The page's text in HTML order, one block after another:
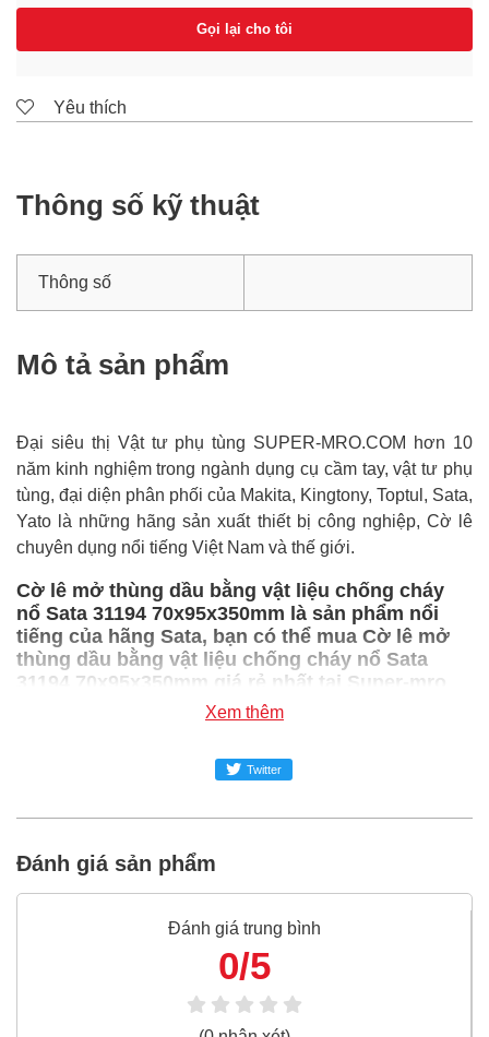
Gọi lại cho tôi
Yêu thích
Thông số kỹ thuật
Thông số
Mô tả sản phẩm
Đại siêu thị Vật tư phụ tùng SUPER-MRO.COM hơn 10
năm kinh nghiệm trong ngành dụng cụ cầm tay, vật tư phụ
tùng, đại diện phân phối của Makita, Kingtony, Toptul, Sata,
Yato là những hãng sản xuất thiết bị công nghiệp, Cờ lê
chuyên dụng nổi tiếng Việt Nam và thế giới.
Cờ lê mở thùng dầu bằng vật liệu chống cháy
nổ Sata 31194 70x95x350mm là sản phẩm nổi
tiếng của hãng Sata, bạn có thể mua Cờ lê mở
thùng dầu bằng vật liệu chống cháy nổ Sata
31194 70x95x350mm giá rẻ nhất tại Super-mro
Sata 31194 70x95x350mmrẻ nhất trong ngành công
Freeship toàn quốc đơn từ 3 triệu
Nếu bạn cần thêm thông tin của
Xem thêm
Twitter
Đánh giá sản phẩm
Đánh giá trung bình
0/5